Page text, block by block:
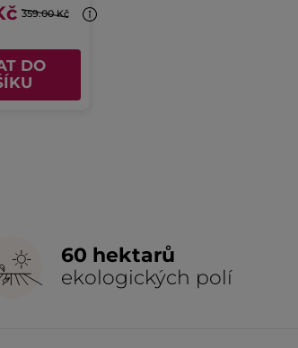
359.00 Kč
DO
60 hektarů
ekologických polí